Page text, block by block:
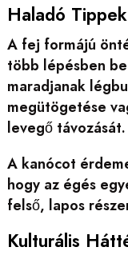
Haladó Tippek
A fej formájú
több lépésben
maradjanak
megütögetése
levegő távozását.
A kanócot
hogy az égés
felső, lapos
Kulturális